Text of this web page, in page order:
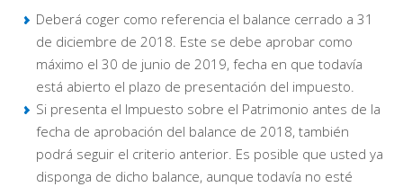
Deberá coger como referencia el balance cerrado a 31
de diciembre de 2018. Este se debe aprobar como
máximo el 30 de junio de 2019, fecha en que todavía
está abierto el plazo de presentación del impuesto.
Si presenta el Impuesto sobre el Patrimonio antes de la
fecha de aprobación del balance de 2018, también
podrá seguir el criterio anterior. Es posible que usted ya
disponga de dicho balance, aunque todavía no esté